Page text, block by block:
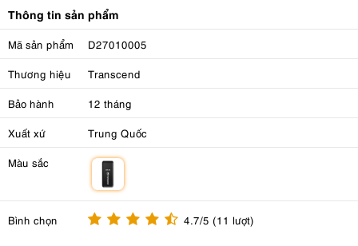
Thông tin sản phẩm
Mã sản phẩm D27010005
Thương hiệu Transcend
Bảo hành 12 tháng
Xuất xứ Trung Quốc
Màu sắc
Bình chọn 4.7/5 (11 lượt)